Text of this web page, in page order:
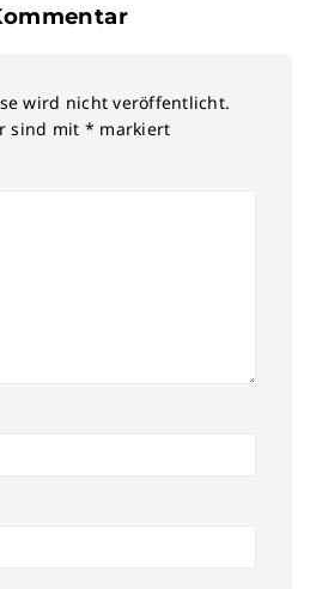
wird nicht veröffentlicht.
sind mit * markiert